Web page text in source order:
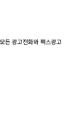
광고전화와 팩스광고